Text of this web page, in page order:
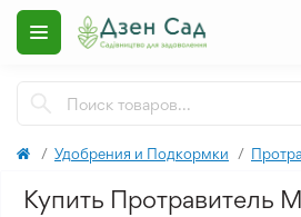
Удобрения и Подкормки
Купить Протравитель